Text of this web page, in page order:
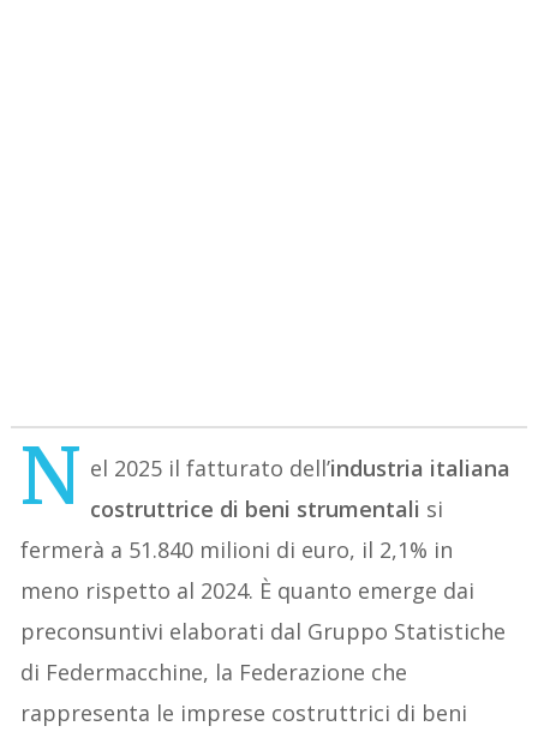
N el 2025 il fatturato dell’industria italiana
costruttrice di beni strumentali si
fermerà a 51.840 milioni di euro, il 2,1% in
meno rispetto al 2024. È quanto emerge dai
preconsuntivi elaborati dal Gruppo Statistiche
di Federmacchine, la Federazione che
rappresenta le imprese costruttrici di beni